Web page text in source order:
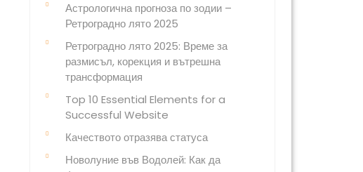
Астрологична прогноза по зодии –
Ретроградно лято 2025
Ретроградно лято 2025: Време за
размисъл, корекция и вътрешна
трансформация
Top 10 Essential Elements for a
Successful Website
Качеството отразява статуса
Новолуние във Водолей: Как да